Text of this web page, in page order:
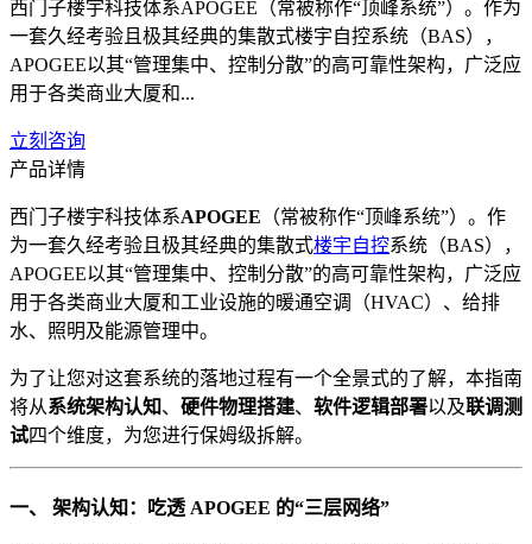
西门子楼宇科技体系APOGEE（常被称作“顶峰系统”）。作为
一套久经考验且极其经典的集散式楼宇自控系统（BAS），
APOGEE以其“管理集中、控制分散”的高可靠性架构，广泛应
用于各类商业大厦和...
立刻咨询
产品详情
西门子楼宇科技体系APOGEE （常被称作“顶峰系统”）。作
为一套久经考验且极其经典的集散式楼宇自控系统（BAS），
APOGEE以其“管理集中、控制分散”的高可靠性架构，广泛应
用于各类商业大厦和工业设施的暖通空调（HVAC）、给排
水、照明及能源管理中。
为了让您对这套系统的落地过程有一个全景式的了解，本指南
将从系统架构认知、 硬件物理搭建、 软件逻辑部署以及联调测
试四个维度，为您进行保姆级拆解。
一、 架构认知：吃透 APOGEE 的“三层网络”